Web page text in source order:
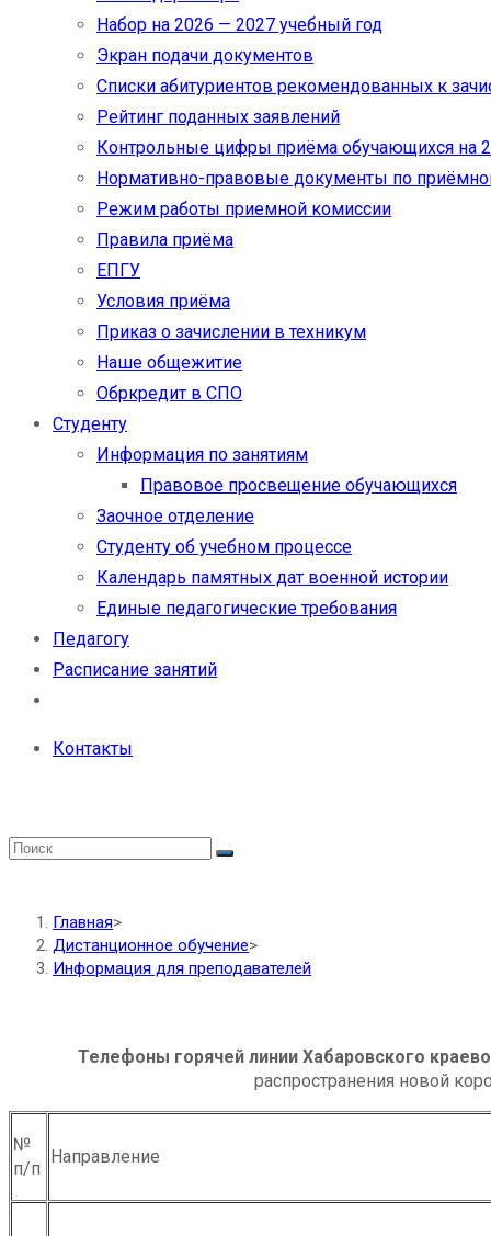
Набор на 2026 — 2027 учебный год
Экран подачи документов
Cписки абитуриентов рекомендованных к
Рейтинг поданных заявлений
Контрольные цифры приёма обучающихся на
Нормативно-правовые документы по
Режим работы приемной комиссии
Правила приёма
ЕПГУ
Условия приёма
Приказ о зачислении в техникум
Наше общежитие
Обркредит в СПО
Студенту
Информация по занятиям
Правовое просвещение обучающихся
Заочное отделение
Студенту об учебном процессе
Календарь памятных дат военной истории
Единые педагогические требования
Педагогу
Расписание занятий
Контакты
Главная>
Дистанционное обучение>
Информация для преподавателей
Телефоны горячей линии Хабаровского
распространения новой
№
п/п
Направление